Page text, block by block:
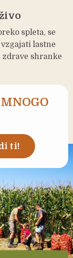
spleta, se
lastne
shranke
ti!